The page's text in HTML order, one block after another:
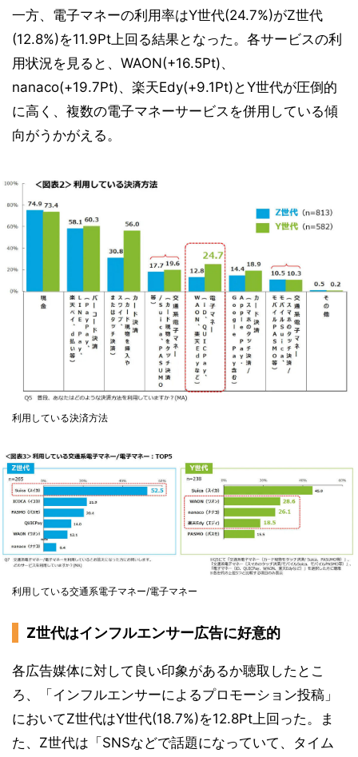
一方、電子マネーの利用率はY世代(24.7%)がZ世代
(12.8%)を11.9Pt上回る結果となった。各サービスの利
用状況を見ると、WAON(+16.5Pt)、
nanaco(+19.7Pt)、楽天Edy(+9.1Pt)とY世代が圧倒的
に高く、複数の電子マネーサービスを併用している傾
向がうかがえる。
利用している決済方法
利用している交通系電子マネー/電子マネー
Z世代はインフルエンサー広告に好意的
各広告媒体に対して良い印象があるか聴取したとこ
ろ、「インフルエンサーによるプロモーション投稿」
においてZ世代はY世代(18.7%)を12.8Pt上回った。ま
た、Z世代は「SNSなどで話題になっていて、タイム